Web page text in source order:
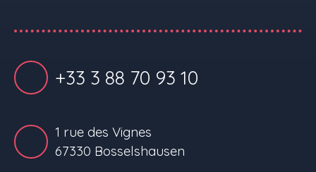
+33 3 88 70 93 10
1 rue des Vignes
67330 Bosselshausen